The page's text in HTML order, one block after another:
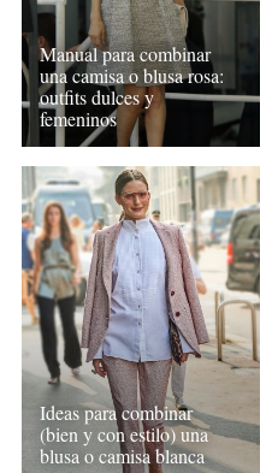
Manual para combinar
una camisa o blusa rosa:
outfits dulces y
femeninos
Ideas para combinar
(bien y con estilo) una
blusa o camisa blanca